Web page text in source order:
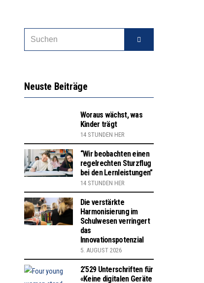
Neuste Beiträge
Woraus wächst, was
Kinder trägt
14 STUNDEN HER
“Wir beobachten einen
regelrechten Sturzflug
bei den Lernleistungen”
14 STUNDEN HER
Die verstärkte
Harmonisierung im
Schulwesen verringert
das
Innovationspotenzial
5. AUGUST 2026
2’529 Unterschriften für
«Keine digitalen Geräte